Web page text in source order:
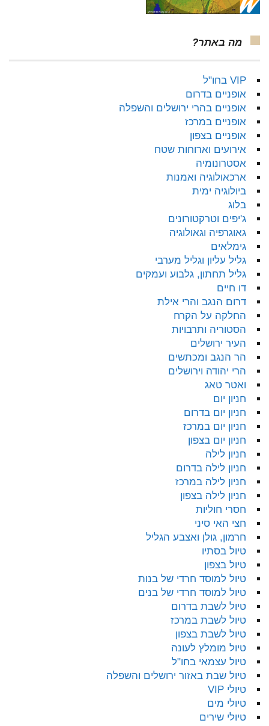
מה באתר?
VIP בחו"ל
אופניים בדרום
אופניים בהרי ירושלים והשפלה
אופניים במרכז
אופניים בצפון
אירועים וארוחות שטח
אסטרונומיה
ארכאולוגיה ואמנות
ביולוגיה ימית
בלוג
ג'יפים וטרקטורונים
גאוגרפיה וגאולוגיה
גימלאים
גליל עליון וגליל מערבי
גליל תחתון, גלבוע ועמקים
דו חיים
דרום הנגב והרי אילת
החלקה על הקרח
הסטוריה ותרבויות
העיר ירושלים
הר הנגב ומכתשים
הרי יהודה וירושלים
ואטר טאג
חניון יום
חניון יום בדרום
חניון יום במרכז
חניון יום בצפון
חניון לילה
חניון לילה בדרום
חניון לילה במרכז
חניון לילה בצפון
חסרי חוליות
חצי האי סיני
חרמון, גולן ואצבע הגליל
טיול בסתיו
טיול בצפון
טיול למוסד חרדי של בנות
טיול למוסד חרדי של בנים
טיול לשבת בדרום
טיול לשבת במרכז
טיול לשבת בצפון
טיול מומלץ לעונה
טיול עצמאי בחו"ל
טיול שבת באזור ירושלים והשפלה
טיולי VIP
טיולי מים
טיולי שירים